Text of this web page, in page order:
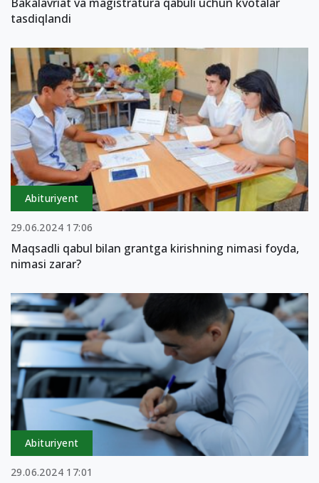
tasdiqlandi
Abituriyent
29.06.2024 17:06
Maqsadli qabul bilan grantga kirishning nimasi foyda,
nimasi zarar?
Abituriyent
29.06.2024 17:01